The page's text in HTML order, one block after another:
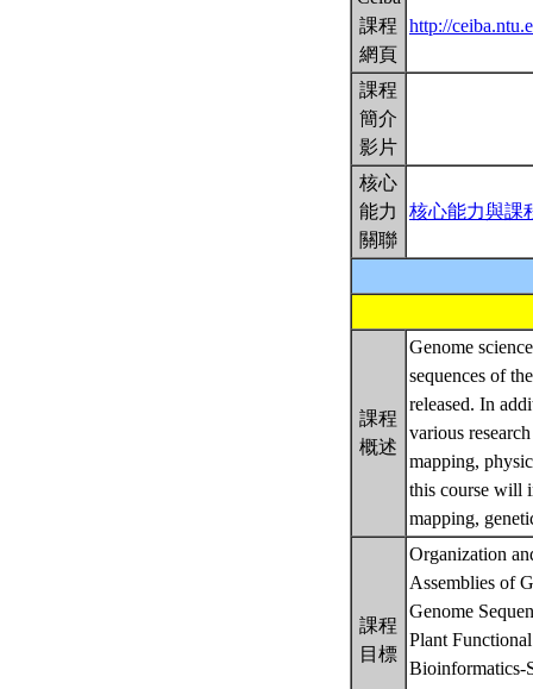
課程
網頁
http://
課程
簡介
影片
核心
能力
關聯
核心能力與課
課程
概述
Genome
sequences of
released. In
various
mapping,
this course will
mapping,
課程
目標
Organization
Assemblies of
Genome
Plant
Bioinformatics-